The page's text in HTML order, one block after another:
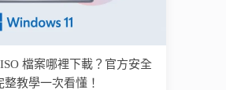
檔案哪裡下載？官方安全
整教學一次看懂！